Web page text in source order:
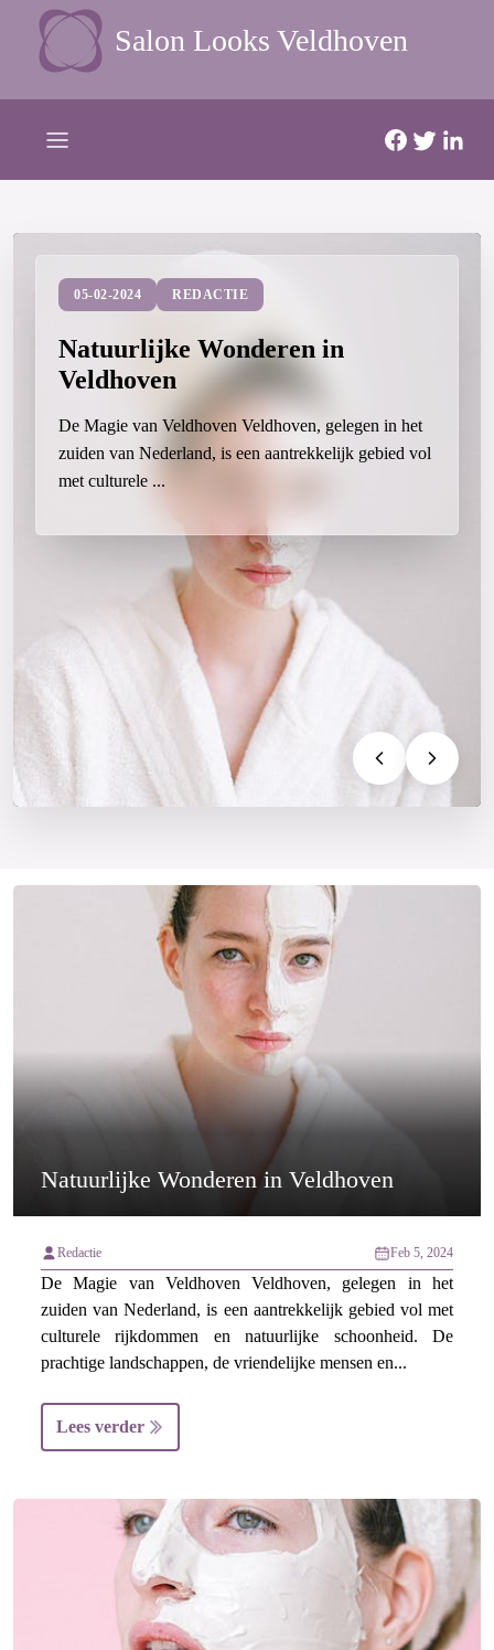
Salon Looks Veldhoven
05-02-2024 REDACTIE
Natuurlijke Wonderen in
De Magie van Veldhoven Veldhoven, gelegen in het
zuiden van Nederland, is een aantrekkelijk gebied vol
05-02-2024 REDACTIE
Een Ode aan Veldhoven
De charme van Veldhoven Weinig plaatsen in
Nederland zijn zo vredelievend, cultureel rijk en vol
met historische scha...
Natuurlijke Wonderen in Veldhoven
Redactie Feb 5, 2024
De Magie van Veldhoven Veldhoven, gelegen in het
zuiden van Nederland, is een aantrekkelijk gebied vol met
culturele rijkdommen en natuurlijke schoonheid. De
prachtige landschappen, de vriendelijke mensen en...
Lees verder